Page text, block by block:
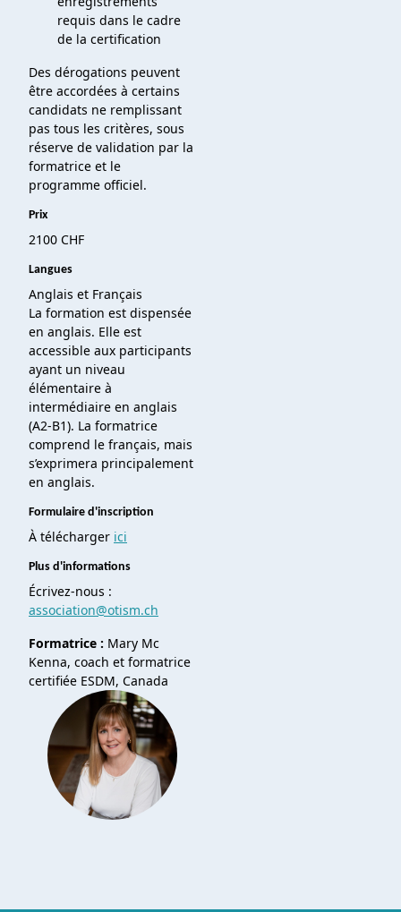
requis dans le cadre
de la certification
Des dérogations peuvent
être accordées à certains
candidats ne remplissant
pas tous les critères, sous
réserve de validation par la
formatrice et le
programme officiel.
Prix
2100 CHF
Langues
Anglais et Français
La formation est dispensée
en anglais. Elle est
accessible aux participants
ayant un niveau
élémentaire à
intermédiaire en anglais
(A2-B1). La formatrice
comprend le français, mais
s’exprimera principalement
en anglais.
Formulaire d'inscription
À télécharger ici
Plus d'informations
Écrivez-nous :
association@otism.ch
Formatrice : Mary Mc
Kenna, coach et formatrice
certifiée ESDM, Canada